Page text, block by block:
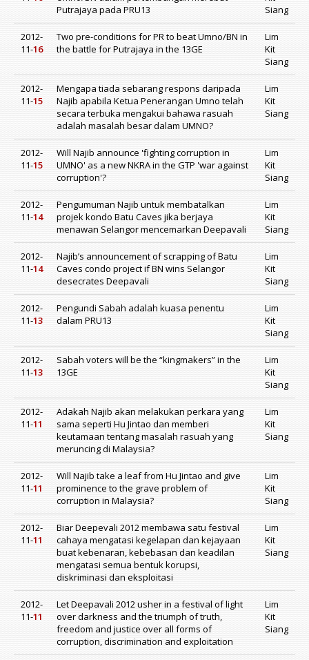
Putrajaya pada PRU13
Siang
2012-
11-16
Two pre-conditions for PR to beat Umno/BN in
the battle for Putrajaya in the 13GE
Lim
Kit
Siang
2012-
11-15
Mengapa tiada sebarang respons daripada
Najib apabila Ketua Penerangan Umno telah
secara terbuka mengakui bahawa rasuah
adalah masalah besar dalam UMNO?
Lim
Kit
Siang
2012-
11-15
Will Najib announce 'fighting corruption in
UMNO' as a new NKRA in the GTP 'war against
corruption'?
Lim
Kit
Siang
2012-
11-14
Pengumuman Najib untuk membatalkan
projek kondo Batu Caves jika berjaya
menawan Selangor mencemarkan Deepavali
Lim
Kit
Siang
2012-
11-14
Najib’s announcement of scrapping of Batu
Caves condo project if BN wins Selangor
desecrates Deepavali
Lim
Kit
Siang
2012-
11-13
Pengundi Sabah adalah kuasa penentu
dalam PRU13
Lim
Kit
Siang
2012-
11-13
Sabah voters will be the “kingmakers” in the
13GE
Lim
Kit
Siang
2012-
11-11
Adakah Najib akan melakukan perkara yang
sama seperti Hu Jintao dan memberi
keutamaan tentang masalah rasuah yang
meruncing di Malaysia?
Lim
Kit
Siang
2012-
11-11
Will Najib take a leaf from Hu Jintao and give
prominence to the grave problem of
corruption in Malaysia?
Lim
Kit
Siang
2012-
11-11
Biar Deepevali 2012 membawa satu festival
cahaya mengatasi kegelapan dan kejayaan
buat kebenaran, kebebasan dan keadilan
mengatasi semua bentuk korupsi,
diskriminasi dan eksploitasi
Lim
Kit
Siang
2012-
11-11
Let Deepavali 2012 usher in a festival of light
over darkness and the triumph of truth,
freedom and justice over all forms of
corruption, discrimination and exploitation
Lim
Kit
Siang